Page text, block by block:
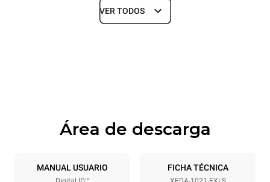
Tamaños
Especificaciones de la bandeja
10 GN 2/1
VER TODOS
Área de descarga
MANUAL USUARIO FICHA TÉCNICA